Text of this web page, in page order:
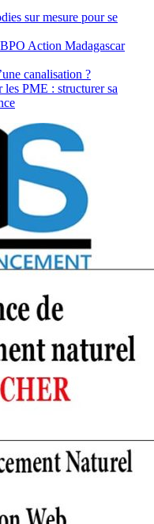
sur mesure pour se
Action Madagascar
canalisation ?
les PME : structurer sa